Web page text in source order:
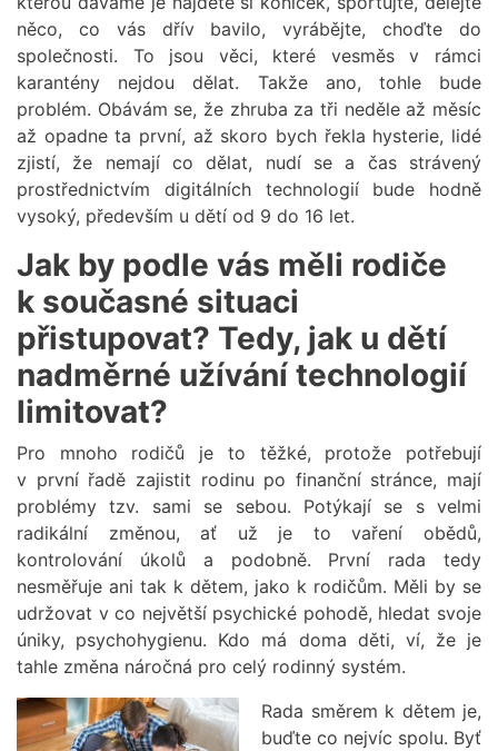
něco, co vás dřív bavilo, vyrábějte, choďte do
společnosti. To jsou věci, které vesměs v rámci
karantény nejdou dělat. Takže ano, tohle bude
problém. Obávám se, že zhruba za tři neděle až měsíc
až opadne ta první, až skoro bych řekla hysterie, lidé
zjistí, že nemají co dělat, nudí se a čas strávený
prostřednictvím digitálních technologií bude hodně
vysoký, především u dětí od 9 do 16 let.
Jak by podle vás měli rodiče
k současné situaci
přistupovat? Tedy, jak u dětí
nadměrné užívání technologií
limitovat?
Pro mnoho rodičů je to těžké, protože potřebují
v první řadě zajistit rodinu po finanční stránce, mají
problémy tzv. sami se sebou. Potýkají se s velmi
radikální změnou, ať už je to vaření obědů,
kontrolování úkolů a podobně. První rada tedy
nesměřuje ani tak k dětem, jako k rodičům. Měli by se
udržovat v co největší psychické pohodě, hledat svoje
úniky, psychohygienu. Kdo má doma děti, ví, že je
tahle změna náročná pro celý rodinný systém.
Rada směrem k dětem je,
buďte co nejvíc spolu. Byť